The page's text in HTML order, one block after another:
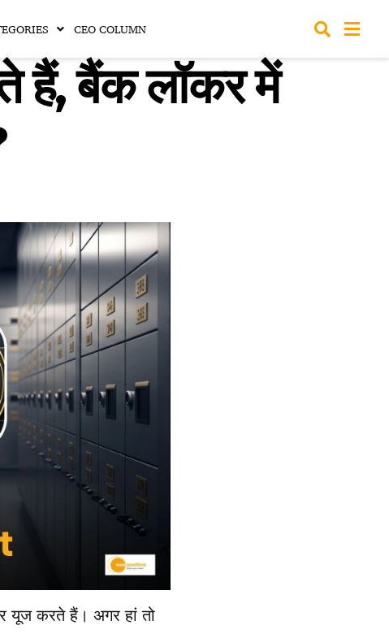
CEO COLUMN
हैं, बैंक लॉकर में
यूज करते हैं। अगर हां तो